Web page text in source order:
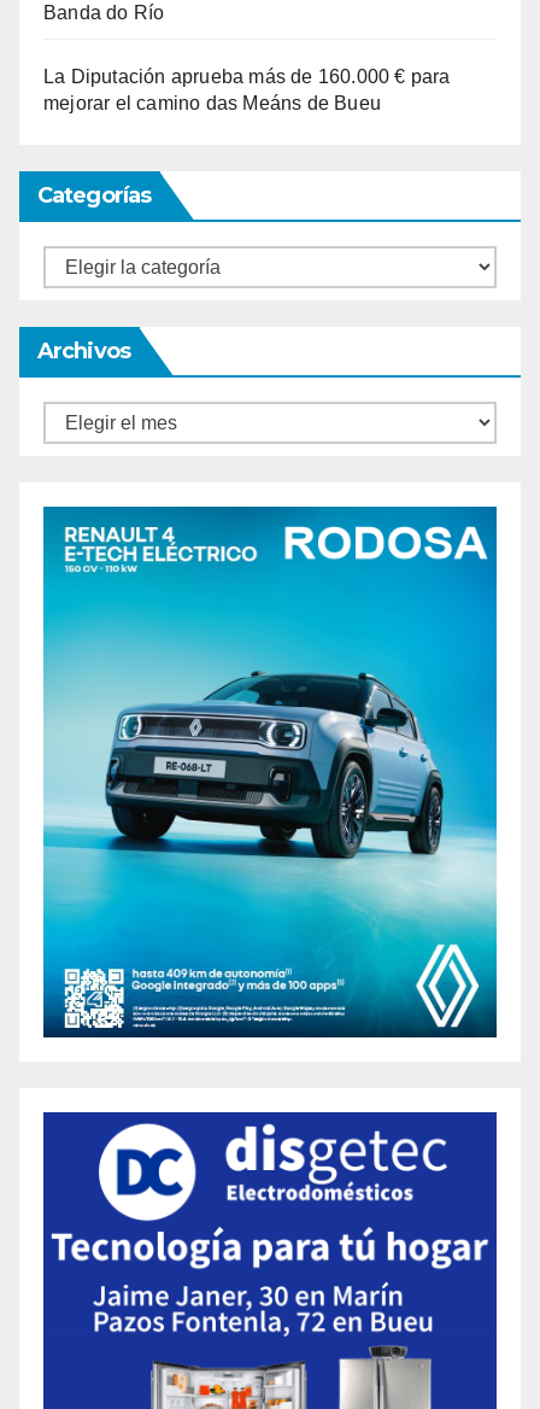
Banda do Río
La Diputación aprueba más de 160.000 € para
mejorar el camino das Meáns de Bueu
Categorías
Categorías
Archivos
Archivos